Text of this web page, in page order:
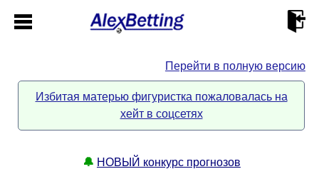
Перейти в полную версию
Избитая матерью фигуристка пожаловалась на
хейт в соцсетях
🔔 НОВЫЙ конкурс прогнозов